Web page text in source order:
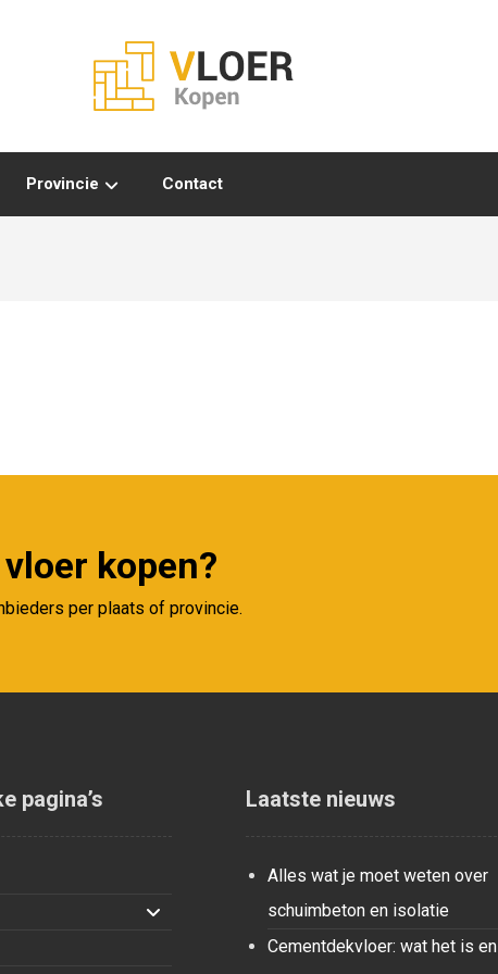
Provincie Contact
kopen?
per plaats of provincie.
pagina’s Laatste nieuws
Alles wat je moet weten over
schuimbeton en isolatie
Cementdekvloer: wat het is en